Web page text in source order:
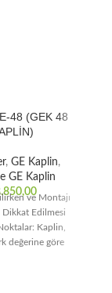
48 (GEK 48
, GE Kaplin,
GE Kaplin
ve Montajı
Dikkat Edilmesi
Kaplin,
değerine göre